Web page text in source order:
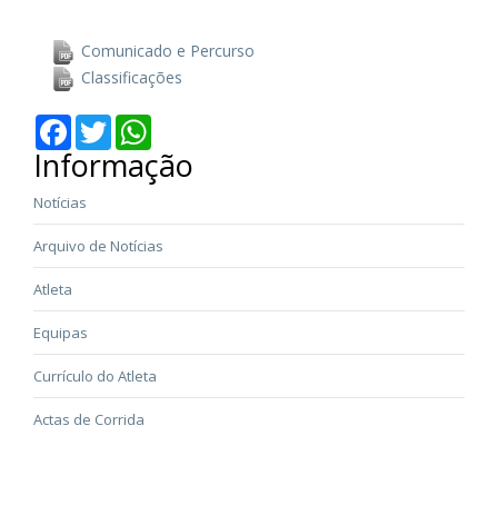
Comunicado e Percurso
Classificações
Facebook
Twitter
Informação
Notícias
Arquivo de Notícias
Atleta
Equipas
Currículo do Atleta
Actas de Corrida